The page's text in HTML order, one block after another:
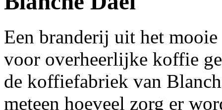
Een branderij uit het
voor overheerlijke koffie
de koffiefabriek van
meteen hoeveel zorg er